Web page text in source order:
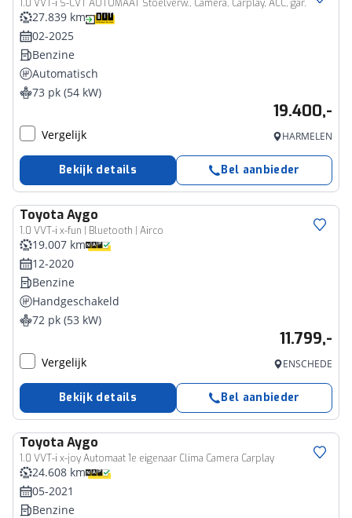
1.0 VVT-i S-CVT AUTOMAAT Stoelverw., Camera, Carplay, ACC, gar.
27.839 km
02-2025
Benzine
Automatisch
73 pk (54 kW)
19.400,-
Vergelijk HARMELEN
Bekijk details Bel aanbieder
ToyotaAygo
1.0 VVT-i x-fun | Bluetooth | Airco
19.007 km
12-2020
Benzine
Handgeschakeld
72 pk (53 kW)
11.799,-
Vergelijk ENSCHEDE
Bekijk details Bel aanbieder
ToyotaAygo
1.0 VVT-i x-joy Automaat 1e eigenaar Clima Camera Carplay
24.608 km
05-2021
Benzine